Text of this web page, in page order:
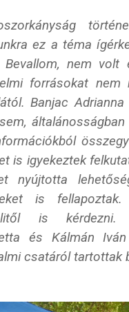
ez a téma
Bevallom, nem volt
forrásokat
tól.Banjac Adrianna
is igyekeztek
nyújtotta
is
is kérdezni.
és Kálmán
csatáról tartottak